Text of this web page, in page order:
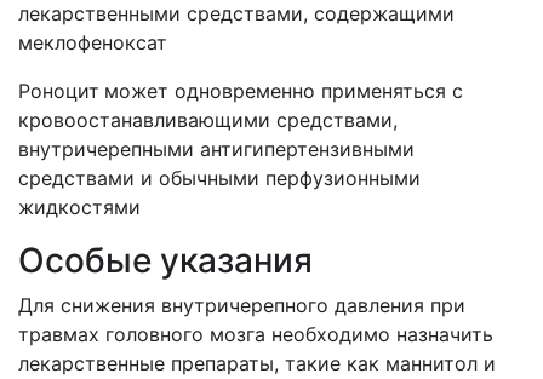
лекарственными средствами, содержащими
меклофеноксат
Роноцит может одновременно применяться с
кровоостанавливающими средствами,
внутричерепными антигипертензивными
средствами и обычными перфузионными
жидкостями
Особые указания
Для снижения внутричерепного давления при
травмах головного мозга необходимо назначить
лекарственные препараты, такие как маннитол и